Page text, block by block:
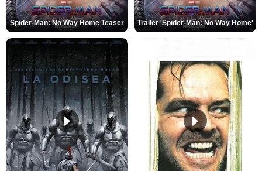
Spider-Man: No Way Home Teaser Tráiler 'Spider-Man: No Way Home'